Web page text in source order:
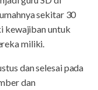
sekitar 30
kewajiban untuk
miliki.
dan selesai pada
dan